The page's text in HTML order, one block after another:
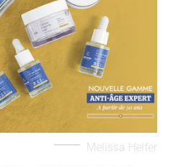
Melissa Helfer